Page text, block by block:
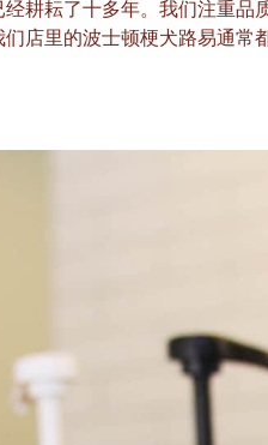
耕耘了十多年。我们注重品
店里的波士顿梗犬路易通常